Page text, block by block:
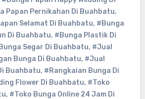
Papan Pernikahan Di Buahbatu,
Selamat Di Buahbatu, #Bunga
Di Buahbatu, #Bunga Plastik Di
Segar Di Buahbatu, #Jual
Bunga Di Buahbatu, #Jual
Buahbatu, #Rangkaian Bunga Di
Flower Di Buahbatu, #Toko
, #Toko Bunga Online 24 Jam Di